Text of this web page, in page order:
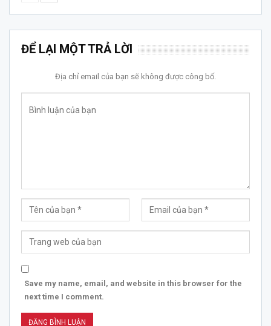
ĐỂ LẠI MỘT TRẢ LỜI
Địa chỉ email của bạn sẽ không được công bố.
Save my name, email, and website in this browser for the
next time I comment.